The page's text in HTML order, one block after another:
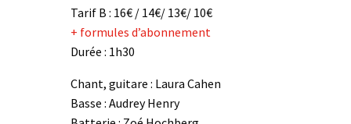
Tarif B : 16€ / 14€/ 13€/ 10€
+ formules d’abonnement
Durée : 1h30
Chant, guitare : Laura Cahen
Basse : Audrey Henry